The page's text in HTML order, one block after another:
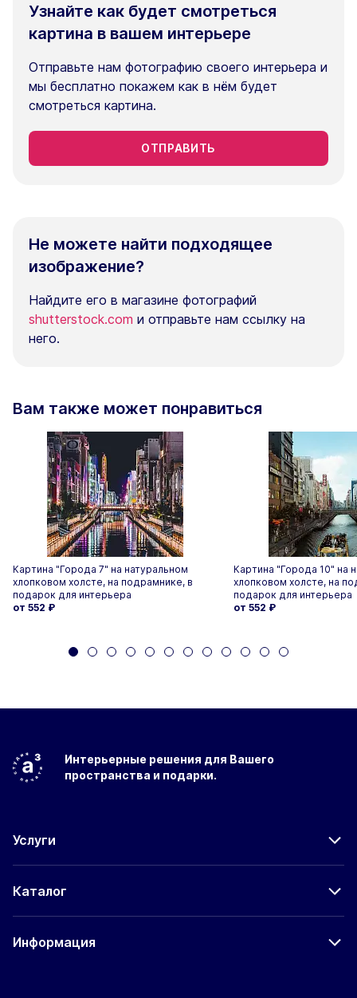
Узнайте как будет смотреться
картина в вашем интерьере
Отправьте нам фотографию своего интерьера и
мы бесплатно покажем как в нём будет
смотреться картина.
ОТПРАВИТЬ
Не можете найти подходящее
изображение?
Найдите его в магазине фотографий
shutterstock.com и отправьте нам ссылку на
него.
Вам также может понравиться
Картина "Города 7" на натуральном
хлопковом холсте, на подрамнике, в
подарок для интерьера
от 552 ₽
Картина "Города 10" на
хлопковом холсте, на
подарок для интерьера
от 552 ₽
Интерьерные решения для Вашего
пространства и подарки.
Услуги
Каталог
Информация